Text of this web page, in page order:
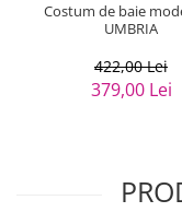
Costum de baie
UMBRIA
422,00 Lei
379,00 Lei